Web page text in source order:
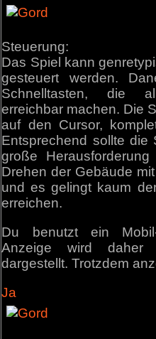
Steuerung:
Das Spiel kann
gesteuert werden.
Schnelltasten, die
erreichbar machen. Die
auf den Cursor,
Entsprechend sollte die
große
Drehen der Gebäude
und es gelingt kaum
erreichen.
Du benutzt ein
Anzeige wird daher
dargestellt. Trotzdem
Ja